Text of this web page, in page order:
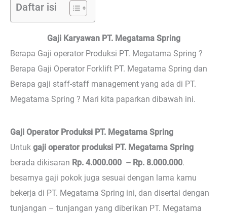
Daftar isi
Gaji Karyawan PT. Megatama Spring
Berapa Gaji operator Produksi PT. Megatama Spring ?
Berapa Gaji Operator Forklift PT. Megatama Spring dan
Berapa gaji staff-staff management yang ada di PT.
Megatama Spring ? Mari kita paparkan dibawah ini.
Gaji Operator Produksi PT. Megatama Spring
Untuk gaji operator produksi PT. Megatama Spring
berada dikisaran Rp. 4.000.000 – Rp. 8.000.000.
besarnya gaji pokok juga sesuai dengan lama kamu
bekerja di PT. Megatama Spring ini, dan disertai dengan
tunjangan – tunjangan yang diberikan PT. Megatama